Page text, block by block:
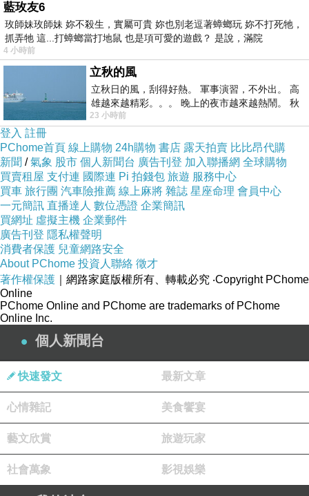
藍玫友6
玫師妹玫師妹 妳不殺生，實屬可貴 妳也別老逗著蟑螂玩 妳不打死牠，
抓弄牠 這...打蟑螂當打地鼠 也是項可愛的遊戲？ 是說，滿院
4 小時前
立秋的風
立秋日的風，刮得好熱。 軍事演習，不外出。 高
雄越來越精彩。。。 晚上的夜市越來越熱鬧。 秋
天的風刮得很熱 夜遊消暑熱。。。
23 小時前
登入 註冊
PChome首頁 線上購物 24h購物 書店 露天拍賣 比比昂代購
新聞 /氣象 股市 個人新聞台 廣告刊登 加入聯播網 全球購物
買賣租屋 支付連 國際連 Pi 拍錢包 旅遊 服務中心
買車 旅行團 汽車險推薦 線上麻將 雜誌 星座命理 會員中心
一元簡訊 直播達人 數位憑證 企業簡訊
買網址 虛擬主機 企業郵件
廣告刊登 隱私權聲明
消費者保護 兒童網路安全
About PChome 投資人聯絡 徵才
著作權保護 ｜網路家庭版權所有、轉載必究 ‧Copyright PChome
Online
PChome Online and PChome are trademarks of PChome
Online Inc.
個人新聞台
快速發文 最新文章
心情雜記 美食饗宴
藝文欣賞 旅遊玩家
社會萬象 影視娛樂